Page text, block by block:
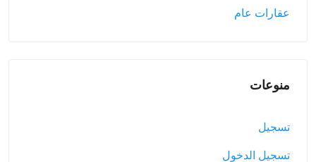
عقارات عام
منوعات
تسجيل
تسجيل الدخول